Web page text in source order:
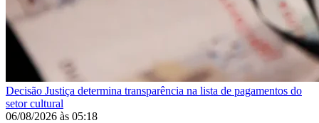
Decisão Justiça determina transparência na lista de pagamentos do
setor cultural
06/08/2026 às 05:18